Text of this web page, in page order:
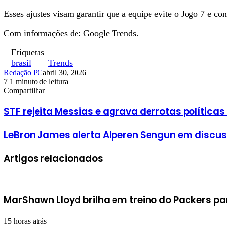
Esses ajustes visam garantir que a equipe evite o Jogo 7 e
Com informações de: Google Trends.
Etiquetas
brasil
Trends
Redação PCabril 30, 2026
7 1 minuto de leitura
Facebook
X
Linkedin
Pinterest
WhatsApp
Telegram
Compartilhar
STF rejeita Messias e agrava derrotas
LeBron James alerta Alperen Sengun em
Artigos relacionados
MarShawn Lloyd brilha em treino do Packers
15 horas atrás